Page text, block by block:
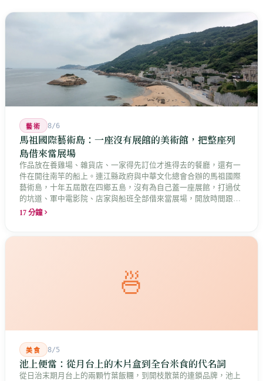
藝術 8/6
馬祖國際藝術島：一座沒有展館的美術館，把整座列
島借來當展場
作品放在養雞場、雜貨店、一家得先訂位才進得去的餐廳，還有一
件在開往南竿的船上。連江縣政府與中華文化總會合辦的馬祖國際
藝術島，十年五屆散在四鄉五島，沒有為自己蓋一座展館，打過仗
的坑道、軍中電影院、店家與船班全部借來當展場，開放時間跟著
店家走。這是縣長說的「島嶼博物館」最具體的樣子，而那些借來
17 分鐘
🍜
美食 8/5
池上便當：從月台上的木片盒到全台米食的代名詞
從日治末期月台上的兩顆竹葉飯糰，到開枝散葉的連鎖品牌，池上